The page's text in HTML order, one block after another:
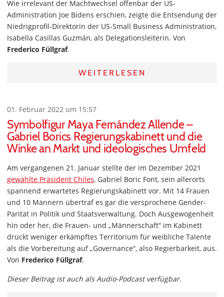
Wie irrelevant der Machtwechsel offenbar der US-
Administration Joe Bidens erschien, zeigte die Entsendung der
Niedrigprofil-Direktorin der US-Small Business Administration,
Isabella Casillas Guzmán, als Delegationsleiterin. Von
Frederico Füllgraf.
WEITERLESEN
01. Februar 2022 um 15:57
Symbolfigur Maya Fernández Allende –
Gabriel Borics Regierungskabinett und die
Winke an Markt und ideologisches Umfeld
Am vergangenen 21. Januar stellte der im Dezember 2021
gewählte Präsident Chiles, Gabriel Boric Font, sein allerorts
spannend erwartetes Regierungskabinett vor. Mit 14 Frauen
und 10 Männern übertraf es gar die versprochene Gender-
Parität in Politik und Staatsverwaltung. Doch Ausgewogenheit
hin oder her, die Frauen- und „Männerschaft“ im Kabinett
drückt weniger erkämpftes Territorium für weibliche Talente
als die Vorbereitung auf „Governance“, also Regierbarkeit, aus.
Von Frederico Füllgraf.
Dieser Beitrag ist auch als Audio-Podcast verfügbar.